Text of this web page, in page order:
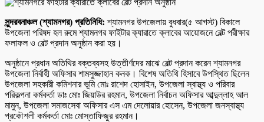
সুন্দরবনাঞ্চল (শ্যামনগর) প্রতিনিধি: শ্যামনগর উপজেলায় বুধবার(৫ আগস্ট) বিকালে
উপজেলা পরিষদ হল রুমে শ্যামনগর ফাইটার ক্যারাতে ক্লাবের আয়োজনে বেল্ট পরীক্ষার
ফলাফল ও বেল্ট প্রদান অনুষ্ঠান করা হয়।
অনুষ্ঠানে প্রধান অতিথির বক্তব্যসহ উত্তীর্ণদের মাঝে বেল্ট প্রদান করেন শ্যামনগর
উপজেলা নির্বাহী অফিসার শামসুজ্জাহান কনক। বিশেষ অতিথি হিসাবে উপস্থিত ছিলেন
উপজেলা সহকারী কমিশনার ভূমি মোঃ রাশেদ হোসাইন, উপজেলা স্বাস্থ্য ও পরিবার
পরিকল্পনা কর্মকর্তা ডাঃ মোঃ জিয়াউর রহমান, উপজেলা নির্বাচন অফিসার আব্দুল্লাহ আল
মামুন, উপজেলা সমাজসেবা অফিসার এস এম দেলোয়ার হোসেন, উপজেলা জনস্বাস্থ্য
প্রকৌশলী কর্মকর্তা মোঃ মোস্তাফিজুর রহমান।